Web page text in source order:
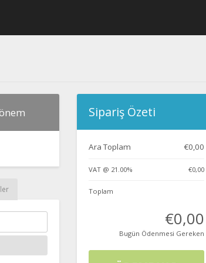
Sipariş Özeti
Ara Toplam €0,00
VAT @ 21.00% €0,00
Toplam
€0,00
Bugün Ödenmesi Gereken